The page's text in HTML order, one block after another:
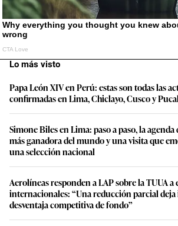
Lo más visto
Papa León XIV en Perú: estas son todas las
confirmadas en Lima, Chiclayo, Cusco y
Simone Biles en Lima: paso a paso, la
más ganadora del mundo y una visita que
una selección nacional
Aerolíneas responden a LAP sobre la TUUA a
internacionales: “Una reducción parcial
desventaja competitiva de fondo”